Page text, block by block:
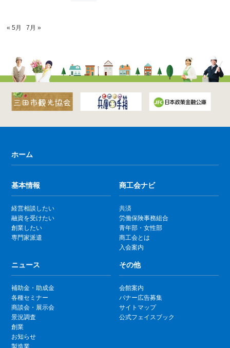
« 5月 7月 »
ホーム
基本情報
経営相談したい
融資を受けたい
創業したい
専門家派遣
商工会ナビ
共済
労働保険事務組合
青年部・女性部
商工会とは
入会案内
ニュース
補助金・助成金
各種セミナー
商談会・展示会
景況調査
創業
お知らせ
製造業
その他
会館案内
バナー広告募集
サイトマップ
公式フェイスブック